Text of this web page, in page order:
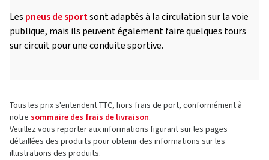
Les pneus de sportsont adaptés à la circulation sur la voie
publique, mais ils peuvent également faire quelques tours
sur circuit pour une conduite sportive.
Tous les prix s'entendent TTC, hors frais de port, conformément à
notre sommaire des frais de livraison.
Veuillez vous reporter aux informations figurant sur les pages
détaillées des produits pour obtenir des informations sur les
illustrations des produits.